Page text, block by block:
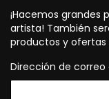
¡Hacemos grandes
artista! También
productos y ofertas
Dirección de